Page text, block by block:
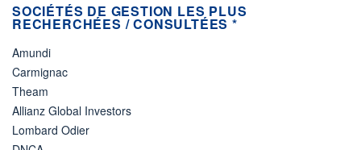
SOCIÉTÉS DE GESTION LES PLUS
RECHERCHÉES / CONSULTÉES *
Amundi
Carmignac
Theam
Allianz Global Investors
Lombard Odier